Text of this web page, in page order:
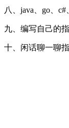
八、java、go、
九、编写自己的
十、闲话聊一聊